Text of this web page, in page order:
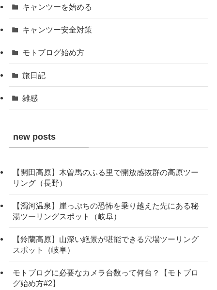
キャンツーを始める
キャンツー安全対策
モトブログ始め方
旅日記
雑感
new posts
【開田高原】木曽馬のふる里で開放感抜群の高原ツー
リング（長野）
【濁河温泉】崖っぷちの恐怖を乗り越えた先にある秘
湯ツーリングスポット（岐阜）
【鈴蘭高原】山深い絶景が堪能できる穴場ツーリング
スポット（岐阜）
モトブログに必要なカメラ台数って何台？【モトブロ
グ始め方#2】